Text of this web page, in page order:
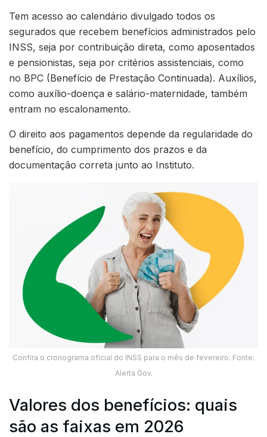
Tem acesso ao calendário divulgado todos os
segurados que recebem benefícios administrados pelo
INSS, seja por contribuição direta, como aposentados
e pensionistas, seja por critérios assistenciais, como
no BPC (Benefício de Prestação Continuada). Auxílios,
como auxílio-doença e salário-maternidade, também
entram no escalonamento.
O direito aos pagamentos depende da regularidade do
benefício, do cumprimento dos prazos e da
documentação correta junto ao Instituto.
Confira o cronograma oficial do INSS para o mês de fevereiro. Fonte:
Alerta Gov.
Valores dos benefícios: quais
são as faixas em 2026